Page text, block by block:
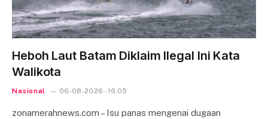
Heboh Laut Batam Diklaim Ilegal Ini Kata
Walikota
Nasional 06-08-2026 - 16.05
zonamerahnews.com – Isu panas mengenai dugaan